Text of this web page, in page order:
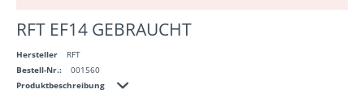
RFT EF14 GEBRAUCHT
Hersteller
RFT
Bestell-Nr.:
001560
Produktbeschreibung